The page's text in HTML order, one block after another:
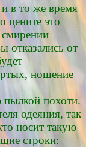
в то же время
цените это
отказались от
ношение
пылкой похоти.
одеяния, так
носит такую
строки: